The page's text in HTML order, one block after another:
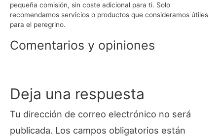
pequeña comisión, sin coste adicional para ti. Solo
recomendamos servicios o productos que consideramos útiles
para el peregrino.
Comentarios y opiniones
Deja una respuesta
Tu dirección de correo electrónico no será
publicada. Los campos obligatorios están